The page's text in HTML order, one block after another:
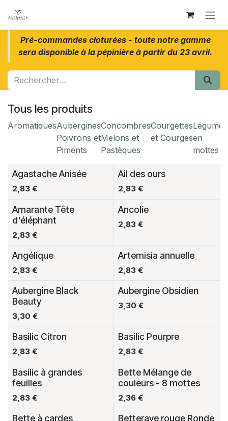
Pré-commandes cloturées - toute notre gamme
sera disponible à la pépinière à partir du 23 avril.
Tous les produits
AromatiquesAubergines
Poivrons et
Piments
Concombres
Melons et
Pastèques
Courgettes
et Courges
Légumes
en
mottes
Agastache Anisée
2,83€
Ail des ours
2,83 €
Amarante Tête
d'éléphant
2,83€
Ancolie
2,83 €
Angélique
2,83€
Artemisia annuelle
2,83 €
Aubergine Black
Beauty
3,30 €
Aubergine Obsidien
3,30 €
Dispo à la Pépinière
Basilic Citron
2,83€
Basilic Pourpre
2,83 €
Basilic à grandes
feuilles
2,83€
Bette Mélange de
couleurs - 8 mottes
2,36 €
Bette à cardes
Betterave rouge Ronde